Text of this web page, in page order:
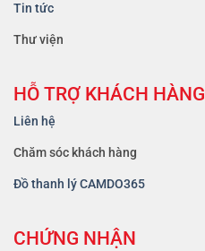
Tin tức
Thư viện
HỖ TRỢ KHÁCH HÀNG
Liên hệ
Chăm sóc khách hàng
Đồ thanh lý CAMDO365
CHỨNG NHẬN